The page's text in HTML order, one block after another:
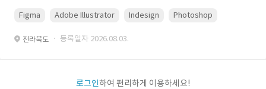
Figma Adobe Illustrator Indesign Photoshop
전라북도 · 등록일자 2026.08.03.
로그인하여 편리하게 이용하세요!